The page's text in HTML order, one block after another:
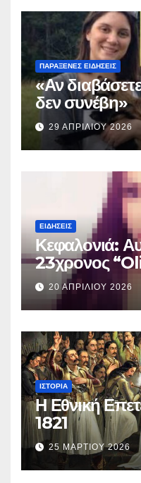
ΠΑΡΆΞΕΝΕΣ ΕΙΔΉΣΕΙΣ
«Αν
δεν συνέβη»
29 ΑΠΡΙΛΊΟΥ 2026
ΕΙΔΉΣΕΙΣ
Κεφαλονιά:
23χρονος
κατηγορείται
Μυρτούς
20 ΑΠΡΙΛΊΟΥ 2026
ΙΣΤΟΡΊΑ
Η Εθνική
1821
25 ΜΑΡΤΊΟΥ 2026